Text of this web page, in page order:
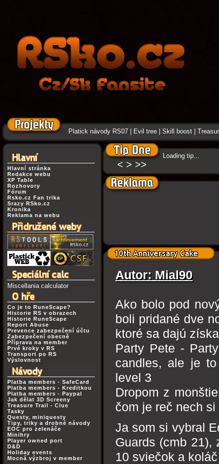
Platick návody RS07 Evil tree Skill boost
Hlavní stránka
Redakce webu
XP Table
Rozhovory
Fórum
Rsko.cz Fan trika
Srazy RSko.cz
Kronika
Reklama na webu
Miscellania calculator
Co je to RuneScape?
Historie RS v obrazech
Historie RuneScape
Report Abuse
Prevence zabezpečení účtu
Zabezpečení obecně
Příprava na member
Prvé kroky v RS
Transport po RS
Výslovnost
Platba members - SafeCard
Platba members - Kreditkou
Platba members - Paypal
Jak dělat 3D Screeny
Treasure Trail - Clue
Tasky
Questy, miniquesty
Tipy, triky a drobné návody
EOC pro zelenáče
Minihry
Player owned port
D&D
Holiday events
Mocná výzbroj v member
< > >>
Loading tip...
Autor: Mial90
Ako bolo pod
boli pridané dve
ktoré sa dajú
Party Pete -
candles, ale je
level 3
Dropom z
čom je reč nech
Ja som si vybral
Guards (cmb
10 sviečok a